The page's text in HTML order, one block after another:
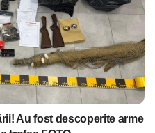
Au fost descoperite arme